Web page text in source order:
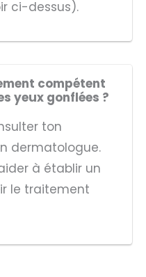
ci-dessus).
compétent
yeux gonflées ?
ton
dermatologue.
à établir un
le traitement